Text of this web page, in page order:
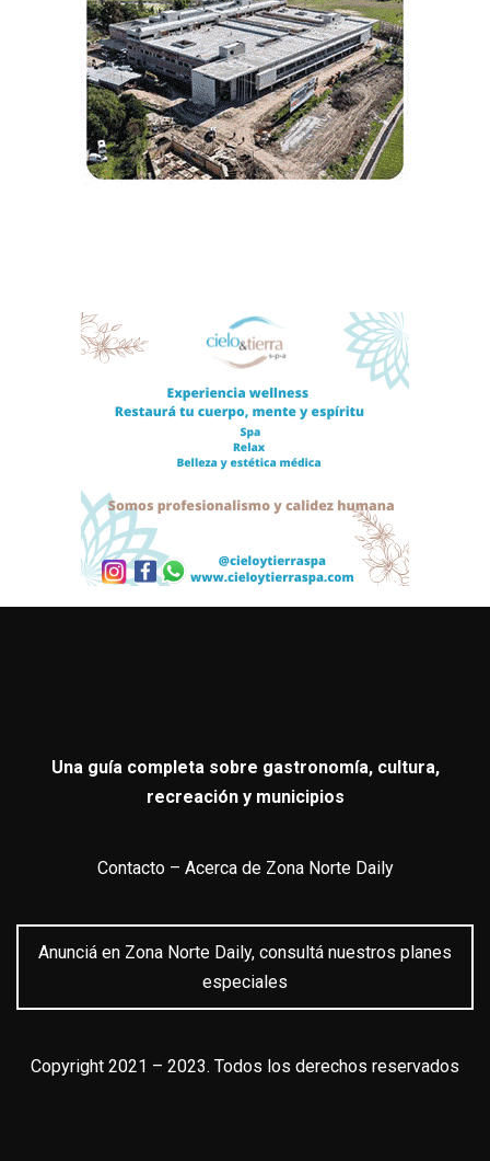
Una guía completa sobre gastronomía, cultura,
recreación y municipios
Contacto– Acerca de Zona Norte Daily
Anunciá en Zona Norte Daily, consultá nuestros planes
especiales
Copyright 2021 – 2023. Todos los derechos reservados